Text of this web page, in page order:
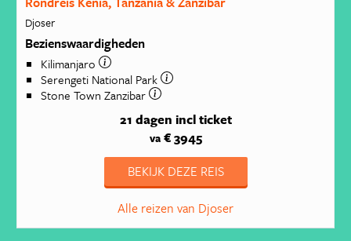
Djoser
Bezienswaardigheden
Kilimanjaro
Serengeti National Park
Stone Town Zanzibar
21 dagen incl ticket
va€ 3945
BEKIJK DEZE REIS
Alle reizen van Djoser